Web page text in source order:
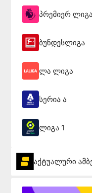
პრემიერ ლიგა
ბუნდესლიგა
ლა ლიგა
სერია ა
ლიგა 1
აქტუალური